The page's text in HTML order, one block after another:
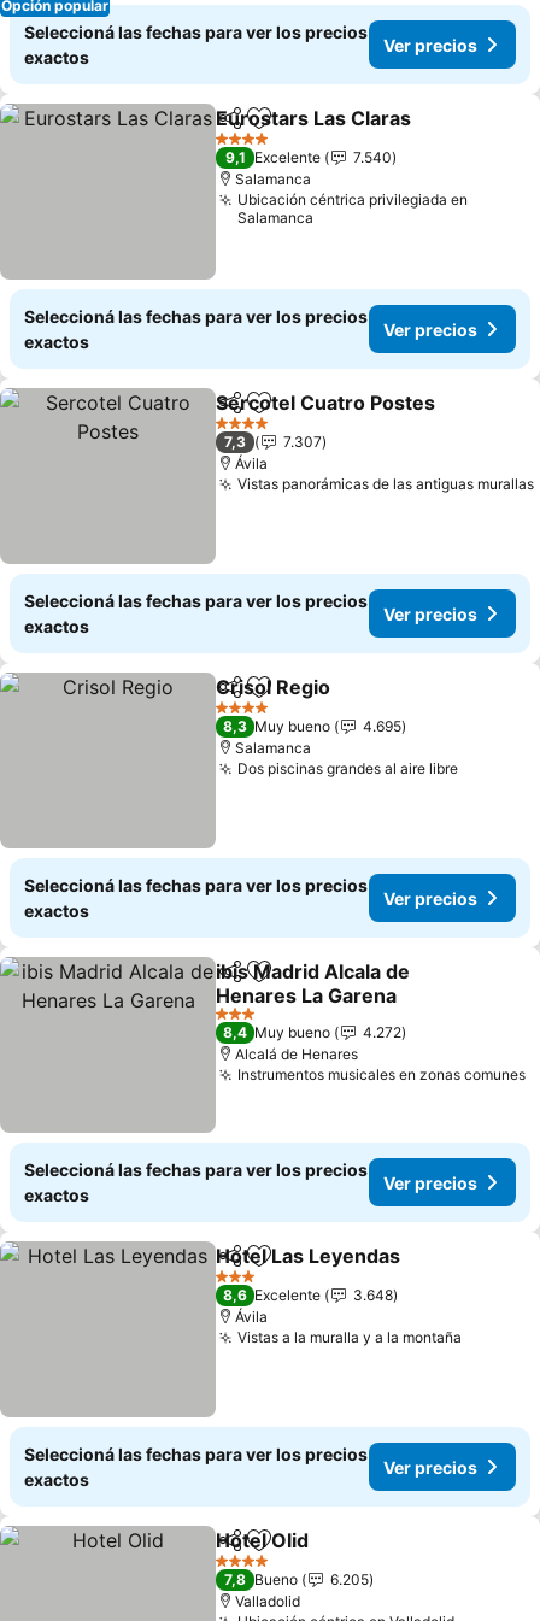
Opción popular
Seleccioná las fechas para ver los precios
exactos
Ver precios
CompartirAñadir a favoritos
Eurostars Las Claras
4 Estrellas
9,1 Excelente
7.540
Salamanca
Ubicación céntrica privilegiada en
Salamanca
Seleccioná las fechas para ver los precios
exactos
Ver precios
CompartirAñadir a favoritos
Sercotel Cuatro Postes
4 Estrellas
7,3
7.307
Ávila
Vistas panorámicas de las antiguas murallas
Seleccioná las fechas para ver los precios
exactos
Ver precios
CompartirAñadir a favoritos
Crisol Regio
4 Estrellas
8,3 Muy bueno
4.695
Salamanca
Dos piscinas grandes al aire libreVer
Seleccioná las fechas para ver los precios
exactos
Ver precios
CompartirAñadir a favoritos
ibis Madrid Alcala de
Henares La Garena
Ver precios
3 Estrellas
8,4 Muy bueno
4.272
Alcalá de Henares
Instrumentos musicales en zonas comunes
Seleccioná las fechas para ver los precios
exactos
Ver precios
CompartirAñadir a favoritos
Hotel Las Leyendas
3 Estrellas
8,6 Excelente
3.648
Ávila
Vistas a la muralla y a la montaña
Seleccioná las fechas para ver los precios
exactos
Ver precios
CompartirAñadir a favoritos
Hotel Olid
4 Estrellas
7,8 Bueno
6.205
Valladolid